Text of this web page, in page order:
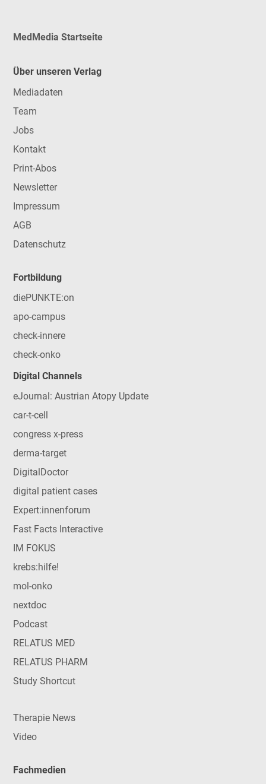
MedMedia Startseite
Über unseren Verlag
Mediadaten
Team
Jobs
Kontakt
Print-Abos
Newsletter
Impressum
AGB
Datenschutz
Fortbildung
diePUNKTE:on
apo-campus
check-innere
check-onko
Digital Channels
eJournal: Austrian Atopy Update
car-t-cell
congress x-press
derma-target
DigitalDoctor
digital patient cases
Expert:innenforum
Fast Facts Interactive
IM FOKUS
krebs:hilfe!
mol-onko
nextdoc
Podcast
RELATUS MED
RELATUS PHARM
Study Shortcut
Therapie News
Video
Fachmedien